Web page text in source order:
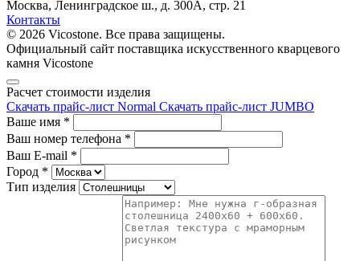
Москва, Ленинградское ш., д. 300А, стр. 21
Контакты
© 2026 Vicostone. Все права защищены.
Официальный сайт поставщика искусственного кварцевого
камня Vicostone
Расчет стоимости изделия
Скачать прайс-лист Normal Скачать прайс-лист JUMBO
Ваше имя *
Ваш номер телефона *
Ваш E-mail *
Город *
Тип изделия